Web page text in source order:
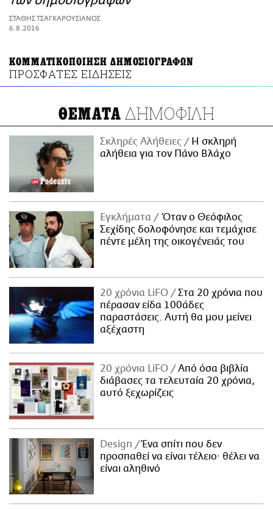
ΑΜΠΑ
PRINT
ΣΤΑΘΗΣ ΤΣΑΓΚΑΡΟΥΣΙΑΝΟΣ
6.8.2016
ΚΟΜΜΑΤΙΚΟΠΟΙΗΣΗ ΔΗΜΟΣΙΟΓΡΑΦΩΝ
ΠΡΟΣΦΑΤΕΣ ΕΙΔΗΣΕΙΣ
ΘΕΜΑΤΑ ΔΗΜΟΦΙΛΗ
Σκληρές Αλήθειες
H σκληρή
αλήθεια για τον Πάνο Βλάχο
Εγκλήματα
Όταν ο Θεόφιλος
Σεχίδης δολοφόνησε και τεμάχισε
πέντε μέλη της οικογένειάς του
20 χρόνια LiFO
Στα 20 χρόνια που
πέρασαν είδα 100άδες
παραστάσεις. Αυτή θα μου μείνει
αξέχαστη
20 χρόνια LiFO
Από όσα βιβλία
διάβασες τα τελευταία 20 χρόνια,
αυτό ξεχωρίζεις
Design
Ένα σπίτι που δεν
προσπαθεί να είναι τέλειο· θέλει να
είναι αληθινό